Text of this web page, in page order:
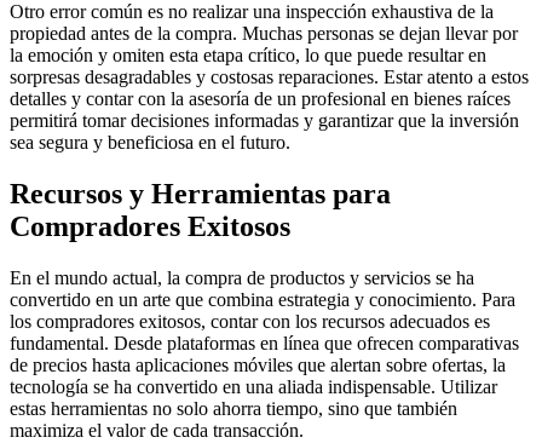
Otro error común es no realizar una inspección exhaustiva de la
propiedad antes de la compra. Muchas personas se dejan llevar por
la emoción y omiten esta etapa crítico, lo que puede resultar en
sorpresas desagradables y costosas reparaciones. Estar atento a estos
detalles y contar con la asesoría de un profesional en bienes raíces
permitirá tomar decisiones informadas y garantizar que la inversión
sea segura y beneficiosa en el futuro.
Recursos y Herramientas para
Compradores Exitosos
En el mundo actual, la compra de productos y servicios se ha
convertido en un arte que combina estrategia y conocimiento. Para
los compradores exitosos, contar con los recursos adecuados es
fundamental. Desde plataformas en línea que ofrecen comparativas
de precios hasta aplicaciones móviles que alertan sobre ofertas, la
tecnología se ha convertido en una aliada indispensable. Utilizar
estas herramientas no solo ahorra tiempo, sino que también
maximiza el valor de cada transacción.